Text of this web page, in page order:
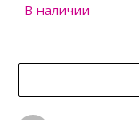
В наличии